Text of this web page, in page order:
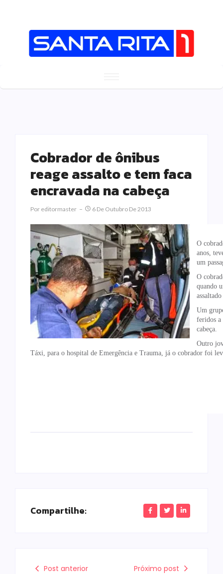
Cobrador de ônibus
reage assalto e tem faca
encravada na cabeça
Por Editormaster 6 De Outubro De 2013
O
anos,
um
O
quando
Um
feridos a
cabeça.
Outro
Táxi, para o hospital de Emergência e Trauma, já o cobrador foi
Compartilhe:
Post anterior Próximo post